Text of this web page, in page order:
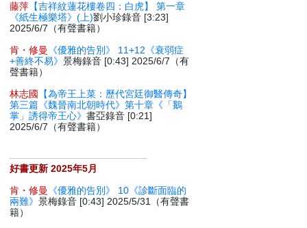
藤萍 【吉祥紋蓮花樓卷四：白虎】 第一章
《紙生極樂塔》(上)劉小珍錄音 [3:23]
2025/6/7（有聲書籍）
肯・修曼
《優雅的告別》 11+12《衰弱症
+善終不易》景梅錄音 [0:43] 2025/6/7（有
聲書籍）
林志國
【為帝王上菜：歷代宮廷御醫傳奇】
第三篇《魏晉南北朝時代》第十章《「鵝
掌」誘得帝王心》書亞錄音 [0:21]
2025/6/7（有聲書籍）
好書更新 2025年5月
肯・修曼
《優雅的告別》 10《診斷面臨的
兩難》景梅錄音 [0:43] 2025/5/31（有聲書
籍）